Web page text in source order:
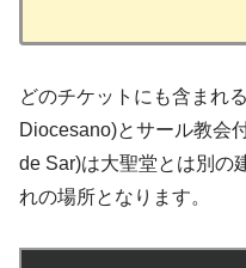
どのチケットにも含まれ
Diocesano)とサール教会
de Sar)は大聖堂とは別の
れの場所となります。